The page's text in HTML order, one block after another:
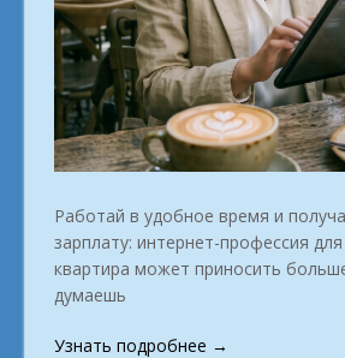
Работай в удобное время и
зарплату: интернет-профессия
квартира может приносить
думаешь
Узнать подробнее «Кем
→